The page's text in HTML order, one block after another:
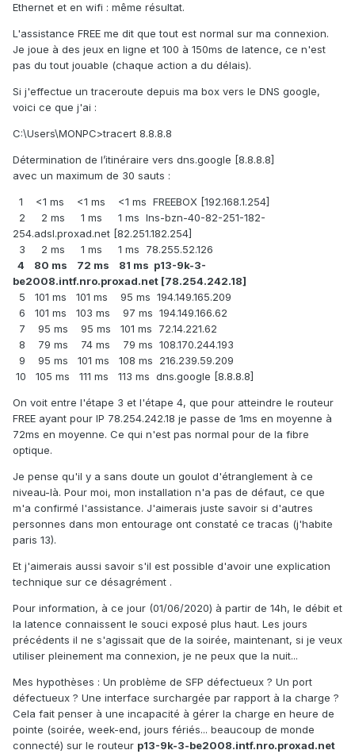
Ethernet et en wifi : même résultat.
L'assistance FREE me dit que tout est normal sur ma connexion.
Je joue à des jeux en ligne et 100 à 150ms de latence, ce n'est
pas du tout jouable (chaque action a du délais).
Si j'effectue un traceroute depuis ma box vers le DNS google,
voici ce que j'ai :
C:\Users\MONPC>tracert 8.8.8.8
Détermination de l’itinéraire vers dns.google [8.8.8.8]
avec un maximum de 30 sauts :
1 <1 ms <1 ms <1 ms FREEBOX [192.168.1.254]
2 2 ms 1 ms 1 ms lns-bzn-40-82-251-182-
254.adsl.proxad.net [82.251.182.254]
3 2 ms 1 ms 1 ms 78.255.52.126
4 80 ms 72 ms 81 ms p13-9k-3-
be2008.intf.nro.proxad.net [78.254.242.18]
5 101 ms 101 ms 95 ms 194.149.165.209
6 101 ms 103 ms 97 ms 194.149.166.62
7 95 ms 95 ms 101 ms 72.14.221.62
8 79 ms 74 ms 79 ms 108.170.244.193
9 95 ms 101 ms 108 ms 216.239.59.209
10 105 ms 111 ms 113 ms dns.google [8.8.8.8]
On voit entre l'étape 3 et l'étape 4, que pour atteindre le routeur
FREE ayant pour IP 78.254.242.18 je passe de 1ms en moyenne à
72ms en moyenne. Ce qui n'est pas normal pour de la fibre
optique.
Je pense qu'il y a sans doute un goulot d'étranglement à ce
niveau-là. Pour moi, mon installation n'a pas de défaut, ce que
m'a confirmé l'assistance. J'aimerais juste savoir si d'autres
personnes dans mon entourage ont constaté ce tracas (j'habite
paris 13).
Et j'aimerais aussi savoir s'il est possible d'avoir une explication
technique sur ce désagrément .
Pour information, à ce jour (01/06/2020) à partir de 14h, le débit et
la latence connaissent le souci exposé plus haut. Les jours
précédents il ne s'agissait que de la soirée, maintenant, si je veux
utiliser pleinement ma connexion, je ne peux que la nuit...
Mes hypothèses : Un problème de SFP défectueux ? Un port
défectueux ? Une interface surchargée par rapport à la charge ?
Cela fait penser à une incapacité à gérer la charge en heure de
pointe (soirée, week-end, jours fériés... beaucoup de monde
connecté) sur le routeur p13-9k-3-be2008.intf.nro.proxad.net